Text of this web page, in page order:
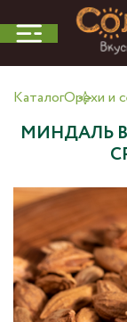
КаталогОрехи и
МИНДАЛЬ